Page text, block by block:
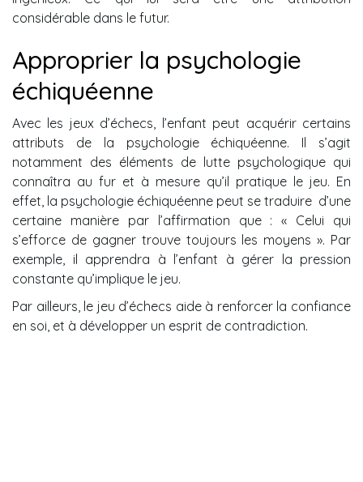
considérable dans le futur.
Approprier la psychologie
échiquéenne
Avec les jeux d’échecs, l’enfant peut acquérir certains
attributs de la psychologie échiquéenne. Il s’agit
notamment des éléments de lutte psychologique qui
connaîtra au fur et à mesure qu’il pratique le jeu. En
effet, la psychologie échiquéenne peut se traduire d’une
certaine manière par l’affirmation que : « Celui qui
s’efforce de gagner trouve toujours les moyens ». Par
exemple, il apprendra à l’enfant à gérer la pression
constante qu’implique le jeu.
Par ailleurs, le jeu d’échecs aide à renforcer la confiance
en soi, et à développer un esprit de contradiction.